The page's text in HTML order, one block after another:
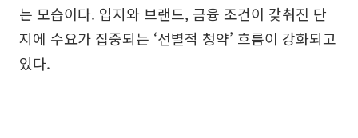
는 모습이다. 입지와 브랜드, 금융 조건이 갖춰진 단
지에 수요가 집중되는 ‘선별적 청약’ 흐름이 강화되고
있다.